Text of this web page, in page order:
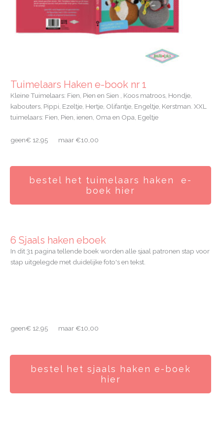
Tuimelaars Haken e-book nr 1
Kleine Tuimelaars: Fien, Pien en Sien , Koos matroos, Hondje,
kabouters, Pippi, Ezeltje, Hertje, Olifantje, Engeltje, Kerstman. XXL
tuimelaars: Fien, Pien, ienen, Oma en Opa, Egeltje
geen€ 12,95 maar €10,00
bestel het tuimelaars haken e-
boek hier
6 Sjaals haken eboek
In dit 31 pagina tellende boek worden alle sjaal patronen stap voor
stap uitgelegde met duidelijke foto's en tekst.
geen€ 12,95 maar €10,00
bestel het sjaals haken e-boek
hier